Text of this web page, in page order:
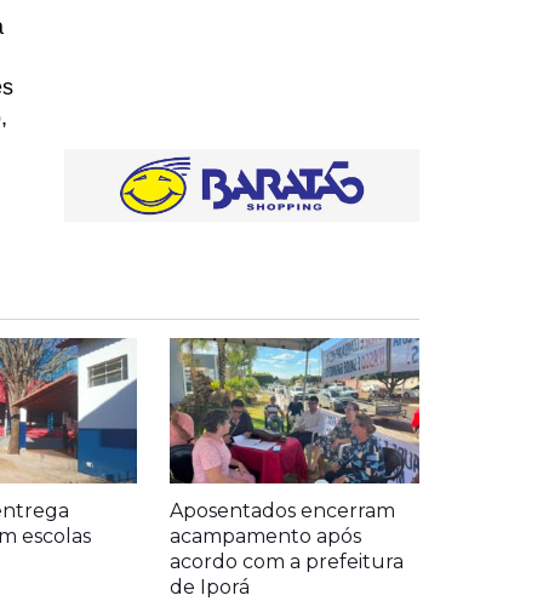
escolas
Aposentados encerram
acampamento após
acordo com a prefeitura
de Iporá